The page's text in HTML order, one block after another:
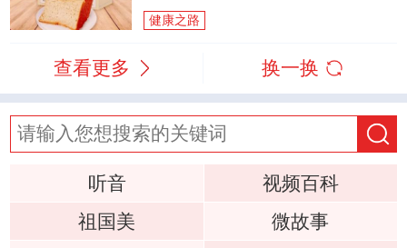
健康之路
查看更多 换一换
听音
视频百科
祖国美
微故事